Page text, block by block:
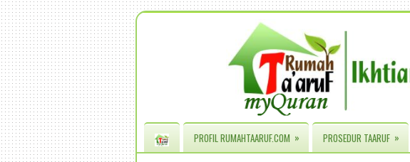
PROFIL RUMAHTAARUF.COM » PROSEDUR TAARUF »